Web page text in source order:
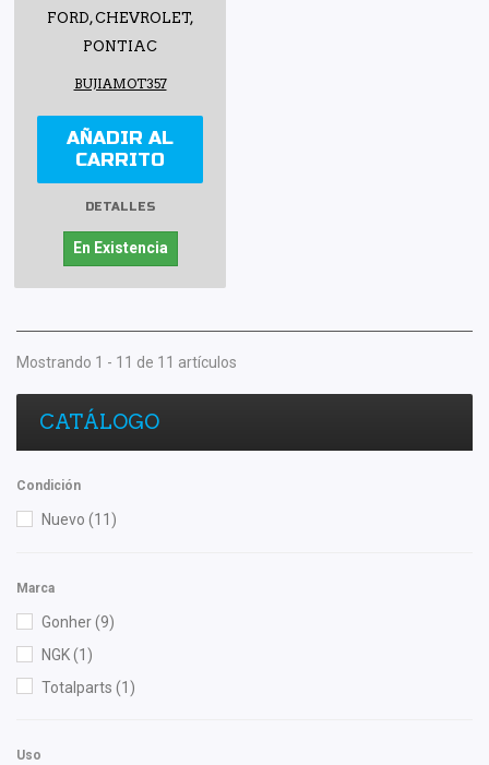
FORD, CHEVROLET,
PONTIAC
BUJIAMOT357
AÑADIR AL
CARRITO
DETALLES
En Existencia
Mostrando 1 - 11 de 11 artículos
CATÁLOGO
Condición
Nuevo (11)
Marca
Gonher(9)
NGK(1)
Totalparts (1)
Uso